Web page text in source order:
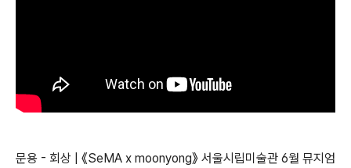
문용 - 회상 | 《SeMA x moonyong》 서울시립미술관 6월 뮤지엄